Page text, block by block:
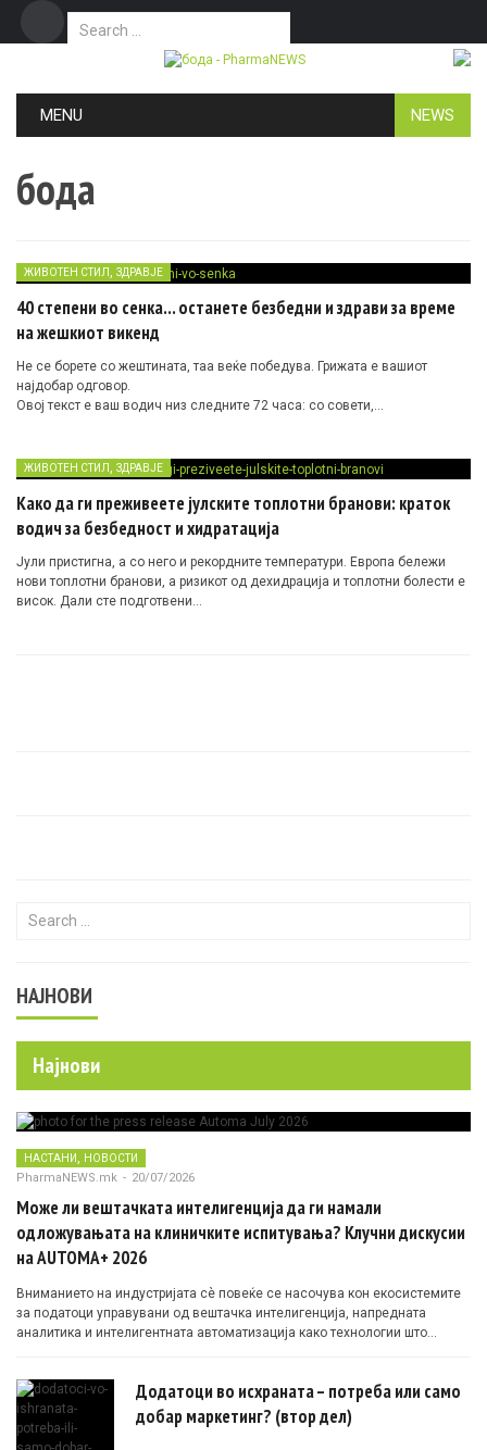
Search for:
MENU NEWS
бода
ЖИВОТЕН СТИЛ, ЗДРАВЈЕ
40 степени во сенка… останете безбедни и здрави за време
на жешкиот викенд
Не се борете со жештината, таа веќе победува. Грижата е вашиот
најдобар одговор.
Овој текст е ваш водич низ следните 72 часа: со совети,
ЖИВОТЕН СТИЛ, ЗДРАВЈЕ
Како да ги преживеете јулските топлотни бранови: краток
водич за безбедност и хидратација
Јули пристигна, а со него и рекордните температури. Европа бележи
нови топлотни бранови, а ризикот од дехидрација и топлотни болести е
висок. Дали сте подготвени…
Search for:
НАЈНОВИ
Најнови
НАСТАНИ, НОВОСТИ
PharmaNEWS.mk - 20/07/2026
Може ли вештачката интелигенција да ги намали
одложувањата на клиничките испитувања? Клучни дискусии
на AUTOMA+ 2026
Вниманието на индустријата сè повеќе се насочува кон екосистемите
за податоци управувани од вештачка интелигенција, напредната
аналитика и интелигентната автоматизација како технологии што
Додатоци во исхраната – потреба или само
добар маркетинг? (втор дел)